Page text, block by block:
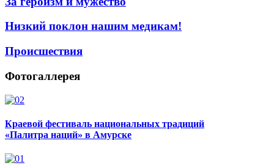
Низкий поклон нашим медикам!
Происшествия
Фотогаллерея
Краевой фестиваль национальных традиций
«Палитра наций» в Амурске